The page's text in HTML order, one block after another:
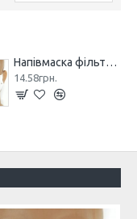
Напівмаска фільтрувальна МІКРОН (К) FFP1 NR з клапаном
14.58грн.